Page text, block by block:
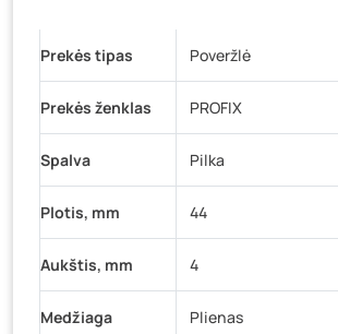
K. Donelaičio g. 17, Rokiškis
Šaltupės g. 64, Zarasai- 0 pakuočių
Prekės tipas Poveržlė
Prekės ženklas PROFIX
Spalva Pilka
Plotis, mm 44
Aukštis, mm 4
Medžiaga Plienas